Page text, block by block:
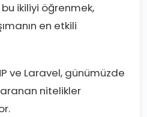
ikiliyi öğrenmek,
en etkili
ve Laravel, günümüzde
nitelikler